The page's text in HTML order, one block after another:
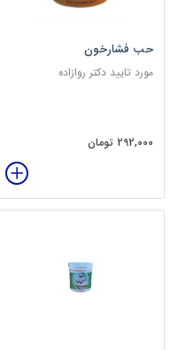
حب فشارخون
مورد تایید دکتر روازاده
292,000 تومان